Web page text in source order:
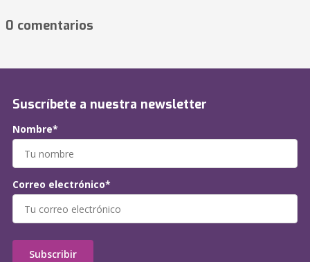
0 comentarios
Suscríbete a nuestra newsletter
Nombre*
Correo electrónico*
Subscribir